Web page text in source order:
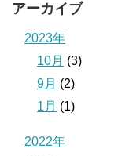
アーカイブ
2023年
10月 (3)
9月 (2)
1月 (1)
2022年